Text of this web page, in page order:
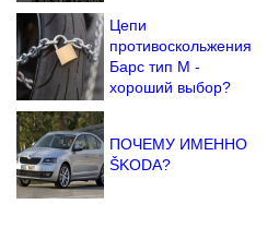
Цепи
противоскольжения
Барс тип М -
хороший выбор?
ПОЧЕМУ ИМЕННО
ŠKODA?